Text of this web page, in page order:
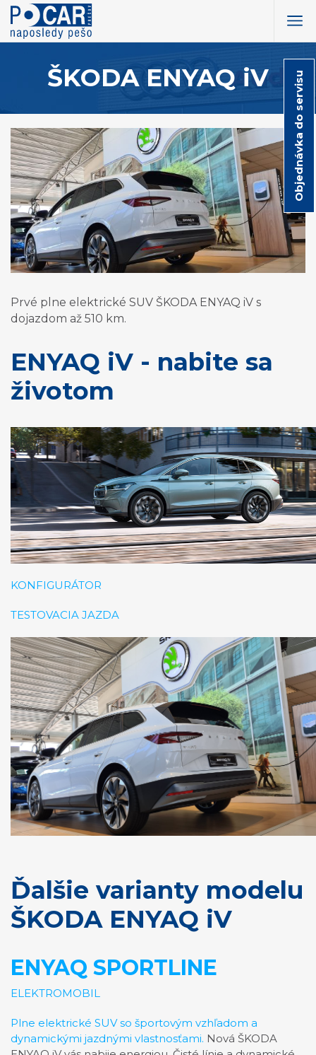
ŠKODA ENYAQ iV
Prvé plne elektrické SUV ŠKODA ENYAQ iV s
dojazdom až 510 km.
ENYAQ iV - nabite sa
životom
KONFIGURÁTOR
TESTOVACIA JAZDA
Ďalšie varianty modelu
ŠKODA ENYAQ iV
ENYAQ SPORTLINE
ELEKTROMOBIL
Plne elektrické SUV so športovým vzhľadom a
dynamickými jazdnými vlastnosťami. Nová ŠKODA
Objednávka do servisu